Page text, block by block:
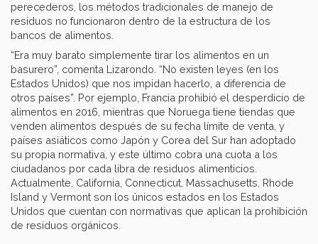
perecederos, los métodos tradicionales de manejo de
residuos no funcionaron dentro de la estructura de los
bancos de alimentos.
“Era muy barato simplemente tirar los alimentos en un
basurero”, comenta Lizarondo. “No existen leyes (en los
Estados Unidos) que nos impidan hacerlo, a diferencia de
otros países”. Por ejemplo, Francia prohibió el desperdicio de
alimentos en 2016, mientras que Noruega tiene tiendas que
venden alimentos después de su fecha límite de venta, y
países asiáticos como Japón y Corea del Sur han adoptado
su propia normativa, y este último cobra una cuota a los
ciudadanos por cada libra de residuos alimenticios.
Actualmente, California, Connecticut, Massachusetts, Rhode
Island y Vermont son los únicos estados en los Estados
Unidos que cuentan con normativas que aplican la prohibición
de residuos orgánicos.